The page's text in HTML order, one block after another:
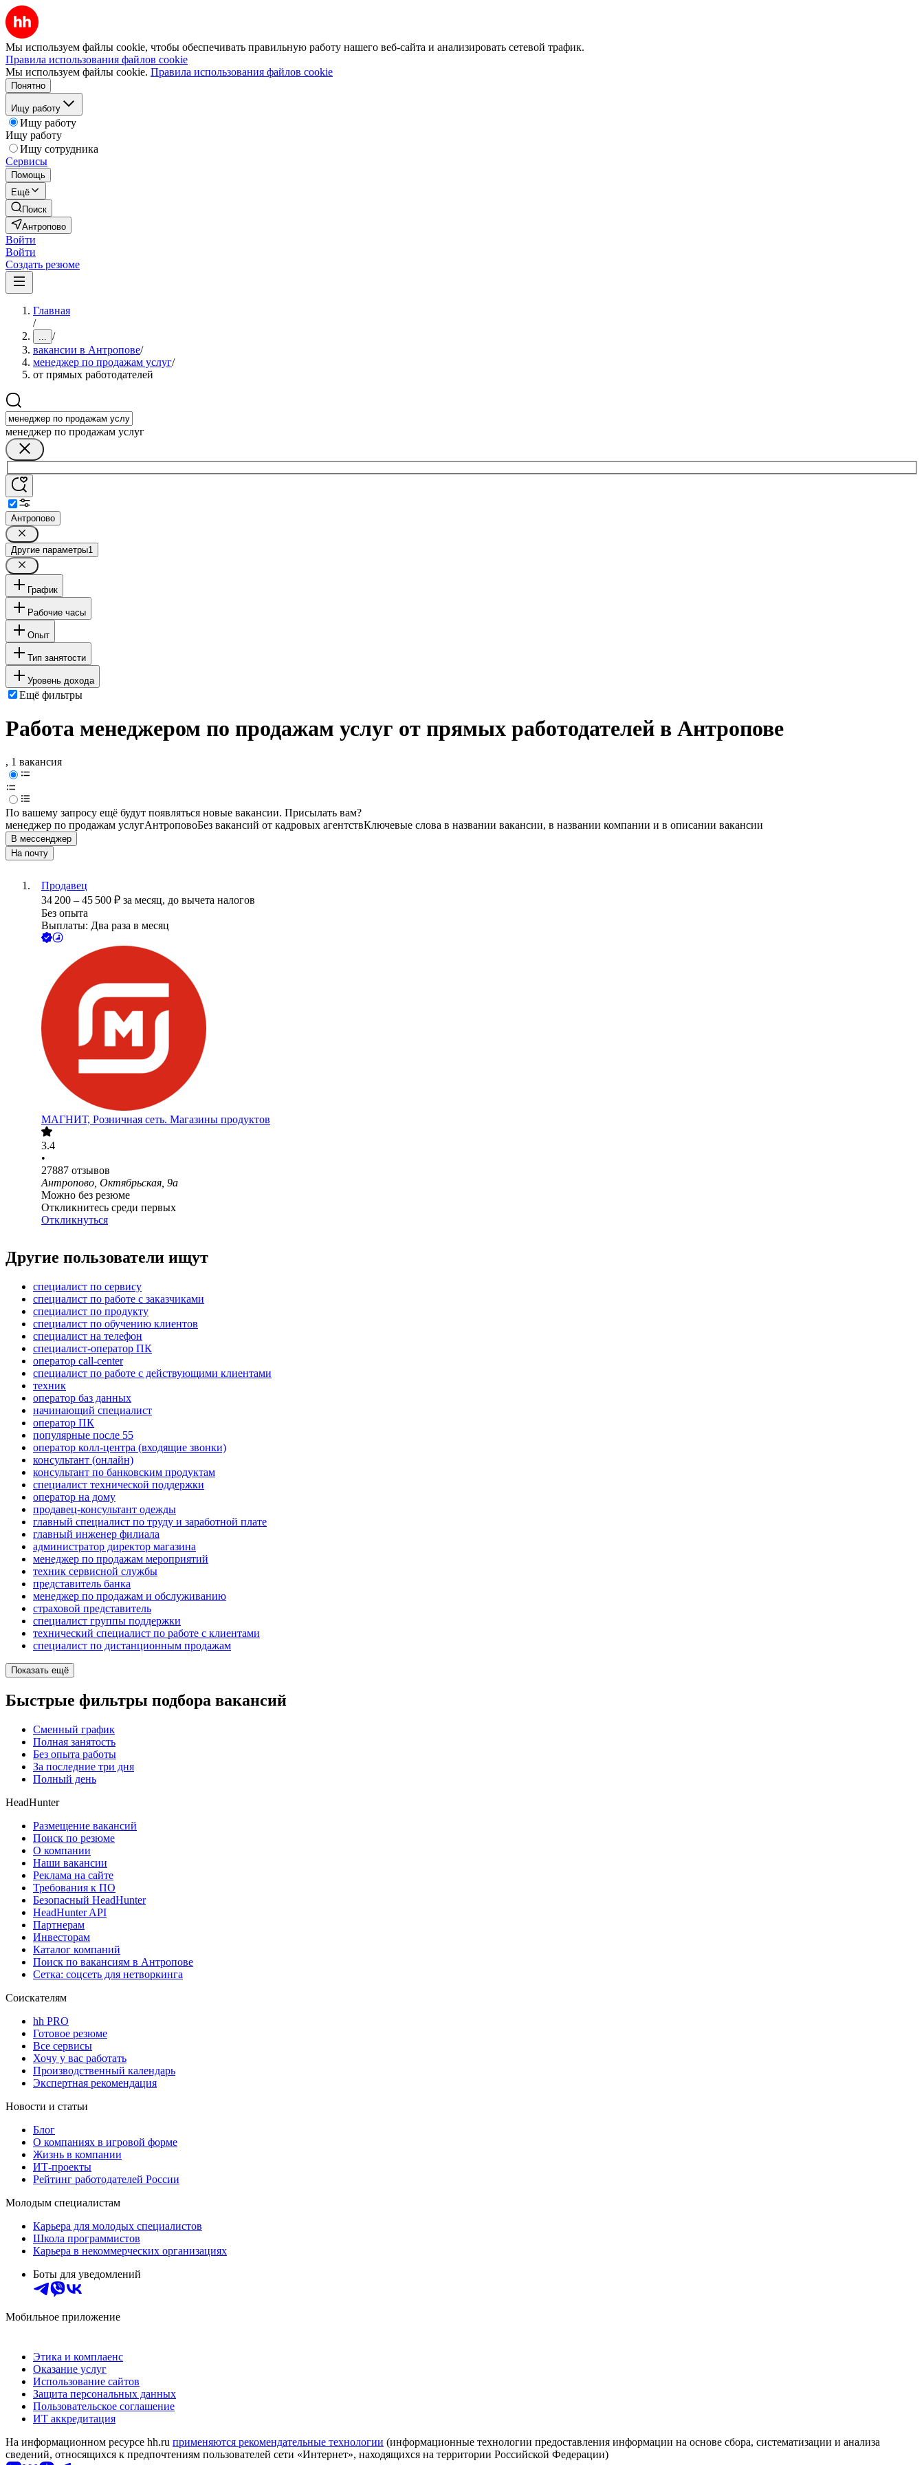
Мы используем файлы cookie, чтобы обеспечивать правильную работу нашего веб-сайта и анализировать сетевой трафик.
Правила использования файлов cookie
Мы используем файлы cookie. Правила использования файлов cookie
Понятно
Ищу работу
Ищу работу
Ищу работу
Ищу сотрудника
Сервисы
Помощь
Ещё
Поиск
Антропово
Войти
Войти
Создать резюме
Главная
/
... /
вакансии в Антропове/
менеджер по продажам услуг/
от прямых работодателей
менеджер по продажам услуг
Антропово
Другие параметры1
График
Рабочие часы
Опыт
Тип занятости
Уровень дохода
Ещё фильтры
Работа менеджером по продажам услуг от прямых работодателей в Антропове
, 1 вакансия
По вашему запросу ещё будут появляться новые вакансии. Присылать вам?
менеджер по продажам услугАнтроповоБез вакансий от кадровых агентствКлючевые слова в названии вакансии, в названии компании и в описании вакансии
В мессенджер
На почту
Продавец
34 200 – 45 500 ₽ за месяц, до вычета налогов
Без опыта
Выплаты: Два раза в месяц
МАГНИТ, Розничная сеть. Магазины продуктов
3.4
•
27887 отзывов
Антропово, Октябрьская, 9а
Можно без резюме
Откликнитесь среди первых
Откликнуться
Другие пользователи ищут
специалист по сервису
специалист по работе с заказчиками
специалист по продукту
специалист по обучению клиентов
специалист на телефон
специалист-оператор ПК
оператор call-center
специалист по работе с действующими клиентами
техник
оператор баз данных
начинающий специалист
оператор ПК
популярные после 55
оператор колл-центра (входящие звонки)
консультант (онлайн)
консультант по банковским продуктам
специалист технической поддержки
оператор на дому
продавец-консультант одежды
главный специалист по труду и заработной плате
главный инженер филиала
администратор директор магазина
менеджер по продажам мероприятий
техник сервисной службы
представитель банка
менеджер по продажам и обслуживанию
страховой представитель
специалист группы поддержки
технический специалист по работе с клиентами
специалист по дистанционным продажам
Показать ещё
Быстрые фильтры подбора вакансий
Сменный график
Полная занятость
Без опыта работы
За последние три дня
Полный день
HeadHunter
Размещение вакансий
Поиск по резюме
О компании
Наши вакансии
Реклама на сайте
Требования к ПО
Безопасный HeadHunter
HeadHunter API
Партнерам
Инвесторам
Каталог компаний
Поиск по вакансиям в Антропове
Сетка: соцсеть для нетворкинга
Соискателям
hh PRO
Готовое резюме
Все сервисы
Хочу у вас работать
Производственный календарь
Экспертная рекомендация
Новости и статьи
Блог
О компаниях в игровой форме
Жизнь в компании
ИТ-проекты
Рейтинг работодателей России
Молодым специалистам
Карьера для молодых специалистов
Школа программистов
Карьера в некоммерческих организациях
Боты для уведомлений
Мобильное приложение
Этика и комплаенс
Оказание услуг
Использование сайтов
Защита персональных данных
Пользовательское соглашение
ИТ аккредитация
На информационном ресурсе hh.ru применяются рекомендательные технологии (информационные технологии предоставления информации на основе сбора, систематизации и анализа
сведений, относящихся к предпочтениям пользователей сети «Интернет», находящихся на территории Российской Федерации)